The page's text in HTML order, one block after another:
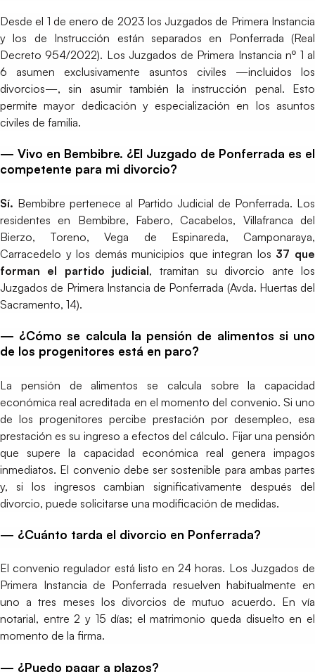
Desde el 1 de enero de 2023 los Juzgados de Primera Instancia
y los de Instrucción están separados en Ponferrada (Real
Decreto 954/2022). Los Juzgados de Primera Instancia nº 1 al
6 asumen exclusivamente asuntos civiles —incluidos los
divorcios—, sin asumir también la instrucción penal. Esto
permite mayor dedicación y especialización en los asuntos
civiles de familia.
— Vivo en Bembibre. ¿El Juzgado de Ponferrada es el
competente para mi divorcio?
Sí. Bembibre pertenece al Partido Judicial de Ponferrada. Los
residentes en Bembibre, Fabero, Cacabelos, Villafranca del
Bierzo, Toreno, Vega de Espinareda, Camponaraya,
Carracedelo y los demás municipios que integran los 37 que
forman el partido judicial, tramitan su divorcio ante los
Juzgados de Primera Instancia de Ponferrada (Avda. Huertas del
Sacramento, 14).
— ¿Cómo se calcula la pensión de alimentos si uno
de los progenitores está en paro?
La pensión de alimentos se calcula sobre la capacidad
económica real acreditada en el momento del convenio. Si uno
de los progenitores percibe prestación por desempleo, esa
prestación es su ingreso a efectos del cálculo. Fijar una pensión
que supere la capacidad económica real genera impagos
inmediatos. El convenio debe ser sostenible para ambas partes
y, si los ingresos cambian significativamente después del
divorcio, puede solicitarse una modificación de medidas.
— ¿Cuánto tarda el divorcio en Ponferrada?
El convenio regulador está listo en 24 horas. Los Juzgados de
Primera Instancia de Ponferrada resuelven habitualmente en
uno a tres meses los divorcios de mutuo acuerdo. En vía
notarial, entre 2 y 15 días; el matrimonio queda disuelto en el
momento de la firma.
— ¿Puedo pagar a plazos?